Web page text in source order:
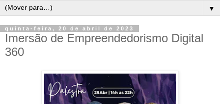
▼
quinta-feira, 20 de abril de 2023
Imersão de Empreendedorismo Digital
360